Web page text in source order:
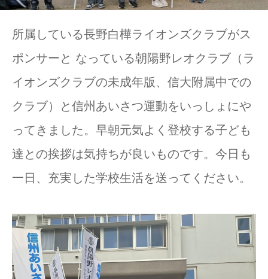
所属している長野白樺ライオンズクラブがス
ポンサーと なっている朝陽野レオクラブ（ラ
イオンズクラブの未成年版、信大附属中での
クラブ）と信州あいさつ運動をいっしょにや
ってきました。早朝元気よく登校する子ども
達との挨拶は気持ちが良いものです。今日も
一日、充実した学校生活を送ってください。